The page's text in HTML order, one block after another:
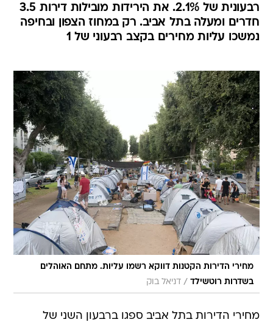
רבעונית של 2.1%. את הירידות מובילות דירות 3.5
חדרים ומעלה בתל אביב. רק במחוז הצפון ובחיפה
נמשכו עליות מחירים בקצב רבעוני של 1
מחירי הדירות הקטנות דווקא רשמו עליות. מתחם האוהלים
בשדרות רוטשילד / דניאל בוק
מחירי הדירות בתל אביב ספגו ברבעון השני של